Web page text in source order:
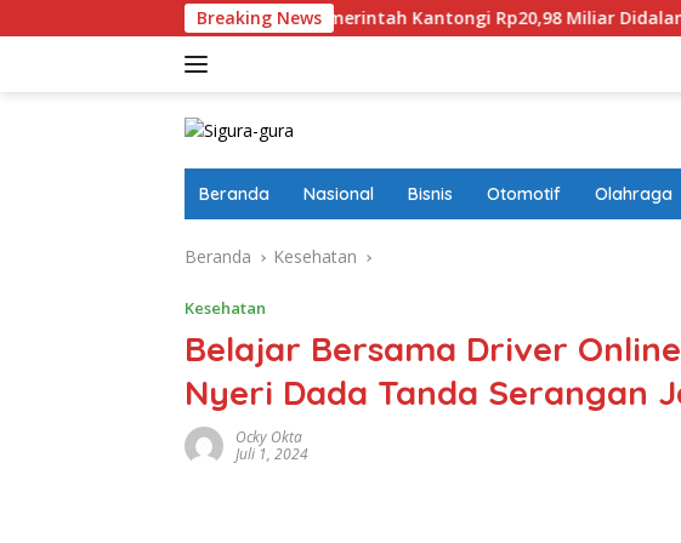
ke
Breaking News
Pemerintah Kantongi Rp20,98 Miliar Didalam Lelang
Beranda Nasional Bisnis Otomotif Olahraga
Beranda Kesehatan
Kesehatan
Belajar Bersama Driver
Nyeri Dada Tanda Serangan
Ocky Okta
Juli 1, 2024